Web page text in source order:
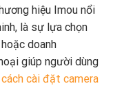
hiệu Imou nổi
là sự lựa chọn
doanh
giúp người dùng
cách cài đặt camera